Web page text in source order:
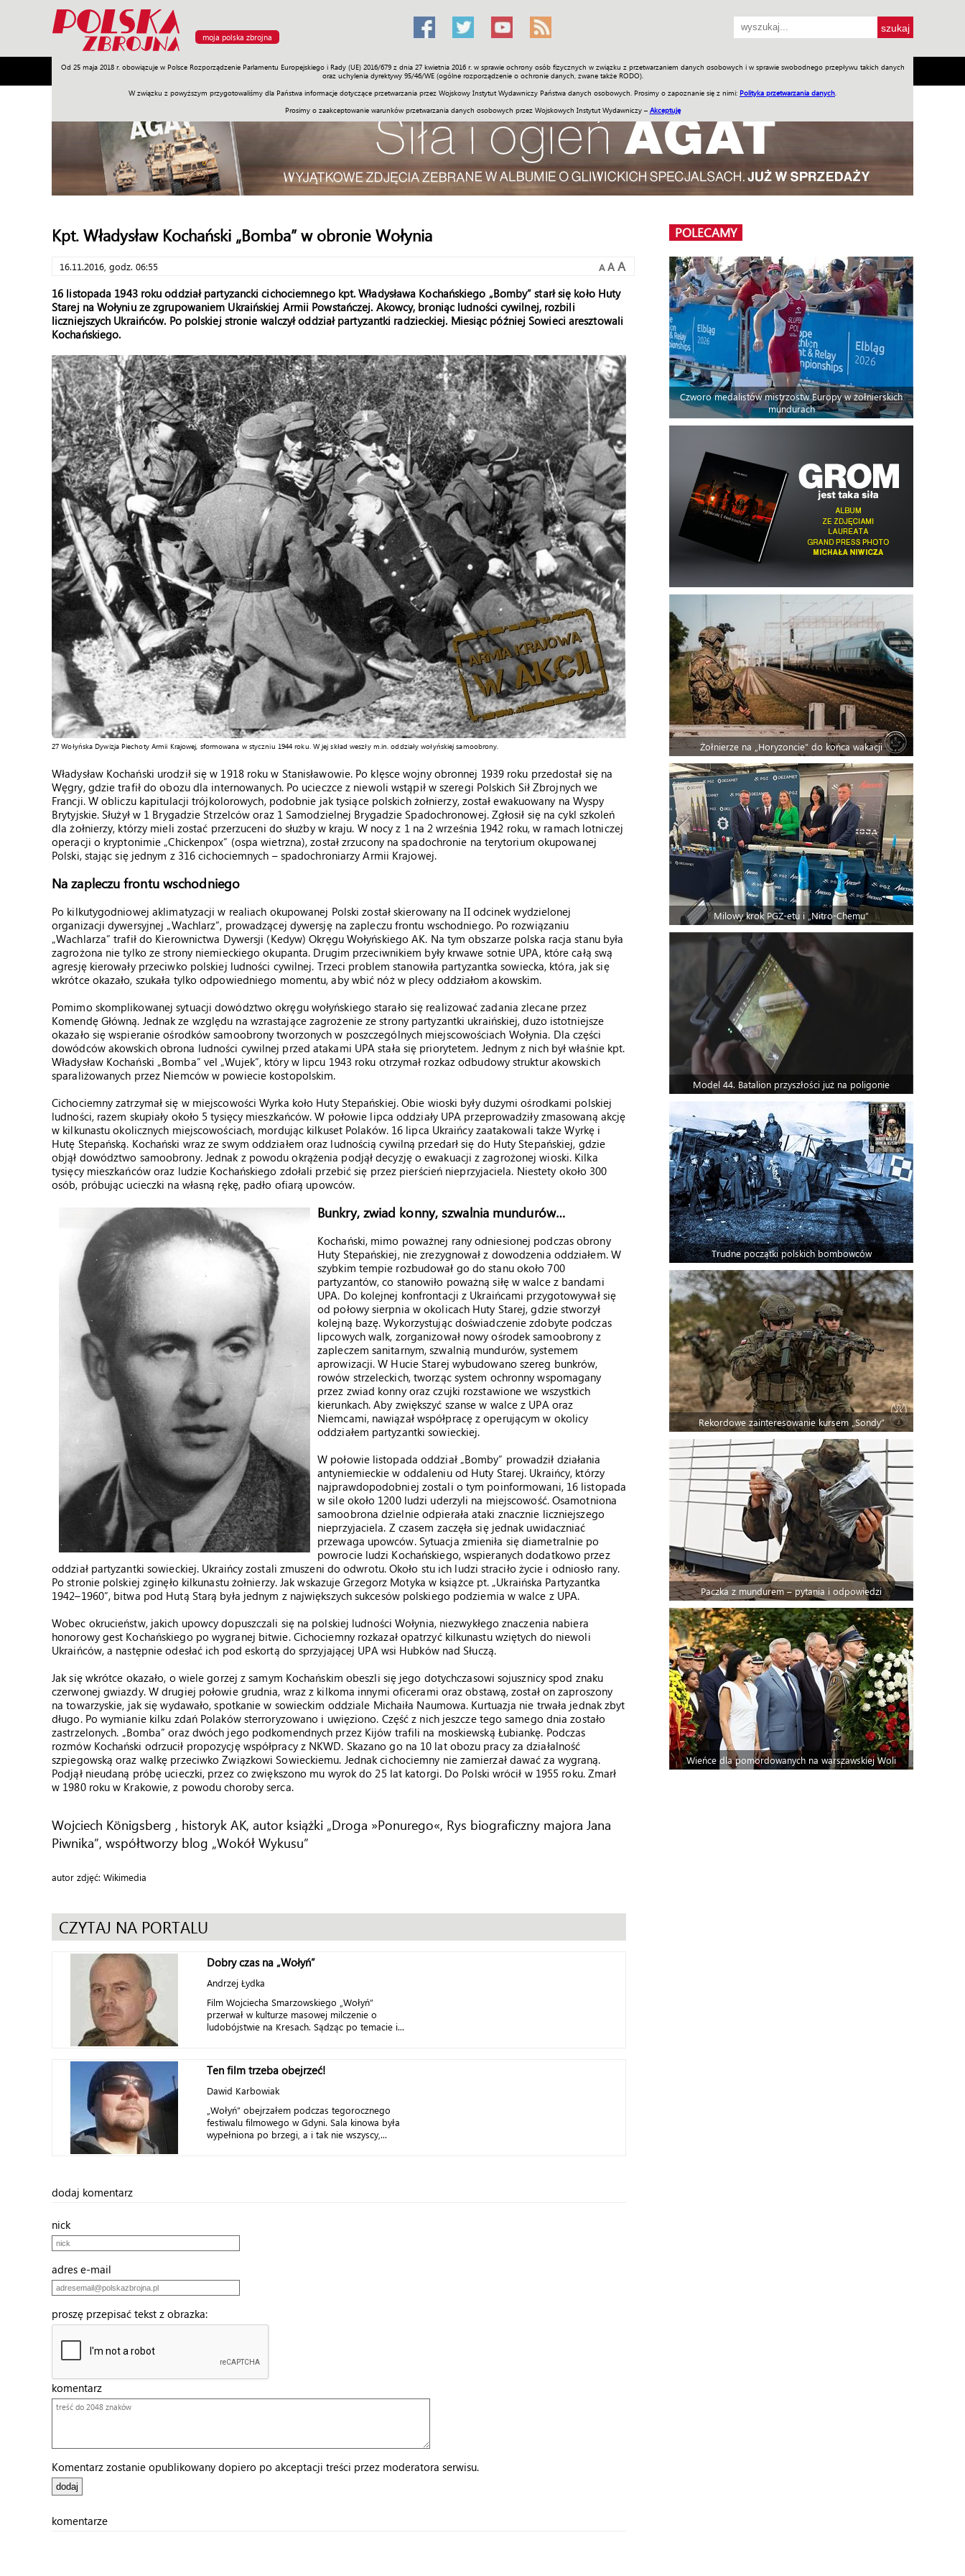
moja polska zbrojna
Od 25 maja 2018 r. obowiązuje w Polsce Rozporządzenie Parlamentu Europejskiego i Rady (UE) 2016/679 z dnia 27 kwietnia 2016 r. w sprawie ochrony osób fizycznych w związku z przetwarzaniem danych osobowych i w sprawie swobodnego przepływu takich danych
oraz uchylenia dyrektywy 95/46/WE (ogólne rozporządzenie o ochronie danych, zwane także RODO).
W związku z powyższym przygotowaliśmy dla Państwa informacje dotyczące przetwarzania przez Wojskowy Instytut Wydawniczy Państwa danych osobowych. Prosimy o zapoznanie się z nimi: Polityka przetwarzania danych
Prosimy o zaakceptowanie warunków przetwarzania danych osobowych przez Wojskowych Instytut Wydawniczy – Akceptuję
Armia Poligon Sprzęt Misje Polityka Prawo Świat Społeczność Sport Historia Galerie Wideo ENGLISH SKLEP Jednodniówki Praca w WIW
Kpt. Władysław Kochański „Bomba” w obronie Wołynia
16.11.2016, godz. 06:55 A A A
16 listopada 1943 roku oddział partyzancki cichociemnego kpt. Władysława Kochańskiego „Bomby” starł się koło Huty
Starej na Wołyniu ze zgrupowaniem Ukraińskiej Armii Powstańczej. Akowcy, broniąc ludności cywilnej, rozbili
liczniejszych Ukraińców. Po polskiej stronie walczył oddział partyzantki radzieckiej. Miesiąc później Sowieci aresztowali
Kochańskiego.
27 Wołyńska Dywizja Piechoty Armii Krajowej, sformowana w styczniu 1944 roku. W jej skład weszły m.in. oddziały wołyńskiej samoobrony.
Władysław Kochański urodził się w 1918 roku w Stanisławowie. Po klęsce wojny obronnej 1939 roku przedostał się na
Węgry, gdzie trafił do obozu dla internowanych. Po ucieczce z niewoli wstąpił w szeregi Polskich Sił Zbrojnych we
Francji. W obliczu kapitulacji trójkolorowych, podobnie jak tysiące polskich żołnierzy, został ewakuowany na Wyspy
Brytyjskie. Służył w 1 Brygadzie Strzelców oraz 1 Samodzielnej Brygadzie Spadochronowej. Zgłosił się na cykl szkoleń
dla żołnierzy, którzy mieli zostać przerzuceni do służby w kraju. W nocy z 1 na 2 września 1942 roku, w ramach lotniczej
operacji o kryptonimie „Chickenpox” (ospa wietrzna), został zrzucony na spadochronie na terytorium okupowanej
Polski, stając się jednym z 316 cichociemnych – spadochroniarzy Armii Krajowej.
Na zapleczu frontu wschodniego
Po kilkutygodniowej aklimatyzacji w realiach okupowanej Polski został skierowany na II odcinek wydzielonej
organizacji dywersyjnej „Wachlarz”, prowadzącej dywersję na zapleczu frontu wschodniego. Po rozwiązaniu
„Wachlarza” trafił do Kierownictwa Dywersji (Kedyw) Okręgu Wołyńskiego AK. Na tym obszarze polska racja stanu była
zagrożona nie tylko ze strony niemieckiego okupanta. Drugim przeciwnikiem były krwawe sotnie UPA, które całą swą
agresję kierowały przeciwko polskiej ludności cywilnej. Trzeci problem stanowiła partyzantka sowiecka, która, jak się
wkrótce okazało, szukała tylko odpowiedniego momentu, aby wbić nóż w plecy oddziałom akowskim.
Pomimo skomplikowanej sytuacji dowództwo okręgu wołyńskiego starało się realizować zadania zlecane przez
Komendę Główną. Jednak ze względu na wzrastające zagrożenie ze strony partyzantki ukraińskiej, dużo istotniejsze
okazało się wspieranie ośrodków samoobrony tworzonych w poszczególnych miejscowościach Wołynia. Dla części
dowódców akowskich obrona ludności cywilnej przed atakami UPA stała się priorytetem. Jednym z nich był właśnie kpt.
Władysław Kochański „Bomba” vel „Wujek”, który w lipcu 1943 roku otrzymał rozkaz odbudowy struktur akowskich
sparaliżowanych przez Niemców w powiecie kostopolskim.
Cichociemny zatrzymał się w miejscowości Wyrka koło Huty Stepańskiej. Obie wioski były dużymi ośrodkami polskiej
ludności, razem skupiały około 5 tysięcy mieszkańców. W połowie lipca oddziały UPA przeprowadziły zmasowaną akcję
w kilkunastu okolicznych miejscowościach, mordując kilkuset Polaków. 16 lipca Ukraińcy zaatakowali także Wyrkę i
Hutę Stepańską. Kochański wraz ze swym oddziałem oraz ludnością cywilną przedarł się do Huty Stepańskiej, gdzie
objął dowództwo samoobrony. Jednak z powodu okrążenia podjął decyzję o ewakuacji z zagrożonej wioski. Kilka
tysięcy mieszkańców oraz ludzie Kochańskiego zdołali przebić się przez pierścień nieprzyjaciela. Niestety około 300
osób, próbując ucieczki na własną rękę, padło ofiarą upowców.
Bunkry, zwiad konny, szwalnia mundurów…
Kochański, mimo poważnej rany odniesionej podczas obrony
Huty Stepańskiej, nie zrezygnował z dowodzenia oddziałem. W
szybkim tempie rozbudował go do stanu około 700
partyzantów, co stanowiło poważną siłę w walce z bandami
UPA. Do kolejnej konfrontacji z Ukraińcami przygotowywał się
od połowy sierpnia w okolicach Huty Starej, gdzie stworzył
kolejną bazę. Wykorzystując doświadczenie zdobyte podczas
lipcowych walk, zorganizował nowy ośrodek samoobrony z
zapleczem sanitarnym, szwalnią mundurów, systemem
aprowizacji. W Hucie Starej wybudowano szereg bunkrów,
rowów strzeleckich, tworząc system ochronny wspomagany
przez zwiad konny oraz czujki rozstawione we wszystkich
kierunkach. Aby zwiększyć szanse w walce z UPA oraz
Niemcami, nawiązał współpracę z operującym w okolicy
oddziałem partyzantki sowieckiej.
W połowie listopada oddział „Bomby” prowadził działania
antyniemieckie w oddaleniu od Huty Starej. Ukraińcy, którzy
najprawdopodobniej zostali o tym poinformowani, 16 listopada
w sile około 1200 ludzi uderzyli na miejscowość. Osamotniona
samoobrona dzielnie odpierała ataki znacznie liczniejszego
nieprzyjaciela. Z czasem zaczęła się jednak uwidaczniać
przewaga upowców. Sytuacja zmieniła się diametralnie po
powrocie ludzi Kochańskiego, wspieranych dodatkowo przez
oddział partyzantki sowieckiej. Ukraińcy zostali zmuszeni do odwrotu. Około stu ich ludzi straciło życie i odniosło rany.
Po stronie polskiej zginęło kilkunastu żołnierzy. Jak wskazuje Grzegorz Motyka w książce pt. „Ukraińska Partyzantka
1942–1960”, bitwa pod Hutą Starą była jednym z największych sukcesów polskiego podziemia w walce z UPA.
Wobec okrucieństw, jakich upowcy dopuszczali się na polskiej ludności Wołynia, niezwykłego znaczenia nabiera
honorowy gest Kochańskiego po wygranej bitwie. Cichociemny rozkazał opatrzyć kilkunastu wziętych do niewoli
Ukraińców, a następnie odesłać ich pod eskortą do sprzyjającej UPA wsi Hubków nad Słuczą.
Jak się wkrótce okazało, o wiele gorzej z samym Kochańskim obeszli się jego dotychczasowi sojusznicy spod znaku
czerwonej gwiazdy. W drugiej połowie grudnia, wraz z kilkoma innymi oficerami oraz obstawą, został on zaproszony
na towarzyskie, jak się wydawało, spotkanie w sowieckim oddziale Michaiła Naumowa. Kurtuazja nie trwała jednak zbyt
długo. Po wymianie kilku zdań Polaków sterroryzowano i uwięziono. Część z nich jeszcze tego samego dnia zostało
zastrzelonych. „Bomba” oraz dwóch jego podkomendnych przez Kijów trafili na moskiewską Łubiankę. Podczas
rozmów Kochański odrzucił propozycję współpracy z NKWD. Skazano go na 10 lat obozu pracy za działalność
szpiegowską oraz walkę przeciwko Związkowi Sowieckiemu. Jednak cichociemny nie zamierzał dawać za wygraną.
Podjął nieudaną próbę ucieczki, przez co zwiększono mu wyrok do 25 lat katorgi. Do Polski wrócił w 1955 roku. Zmarł
w 1980 roku w Krakowie, z powodu choroby serca.
Wojciech Königsberg , historyk AK, autor książki „Droga »Ponurego«, Rys biograficzny majora Jana
Piwnika”, współtworzy blog „Wokół Wykusu”
autor zdjęć: Wikimedia
CZYTAJ NA PORTALU
Dobry czas na „Wołyń”
Andrzej Łydka
Film Wojciecha Smarzowskiego „Wołyń”
przerwał w kulturze masowej milczenie o
ludobójstwie na Kresach. Sądząc po temacie i...
Ten film trzeba obejrzeć!
Dawid Karbowiak
„Wołyń” obejrzałem podczas tegorocznego
festiwalu filmowego w Gdyni. Sala kinowa była
wypełniona po brzegi, a i tak nie wszyscy,...
dodaj komentarz
nick
adres e-mail
proszę przepisać tekst z obrazka:
komentarz
Komentarz zostanie opublikowany dopiero po akceptacji treści przez moderatora serwisu.
komentarze
POLECAMY
Czworo medalistów mistrzostw Europy w żołnierskich
mundurach
Żołnierze na „Horyzoncie” do końca wakacji
Milowy krok PGZ-etu i „Nitro-Chemu”
Model 44. Batalion przyszłości już na poligonie
Trudne początki polskich bombowców
Rekordowe zainteresowanie kursem „Sondy”
Paczka z mundurem – pytania i odpowiedzi
Wieńce dla pomordowanych na warszawskiej Woli